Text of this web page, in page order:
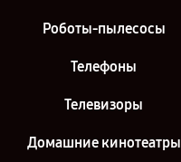
Роботы-пылесосы
Телефоны
Телевизоры
Домашние кинотеатры